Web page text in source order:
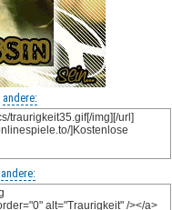
andere:
andere: